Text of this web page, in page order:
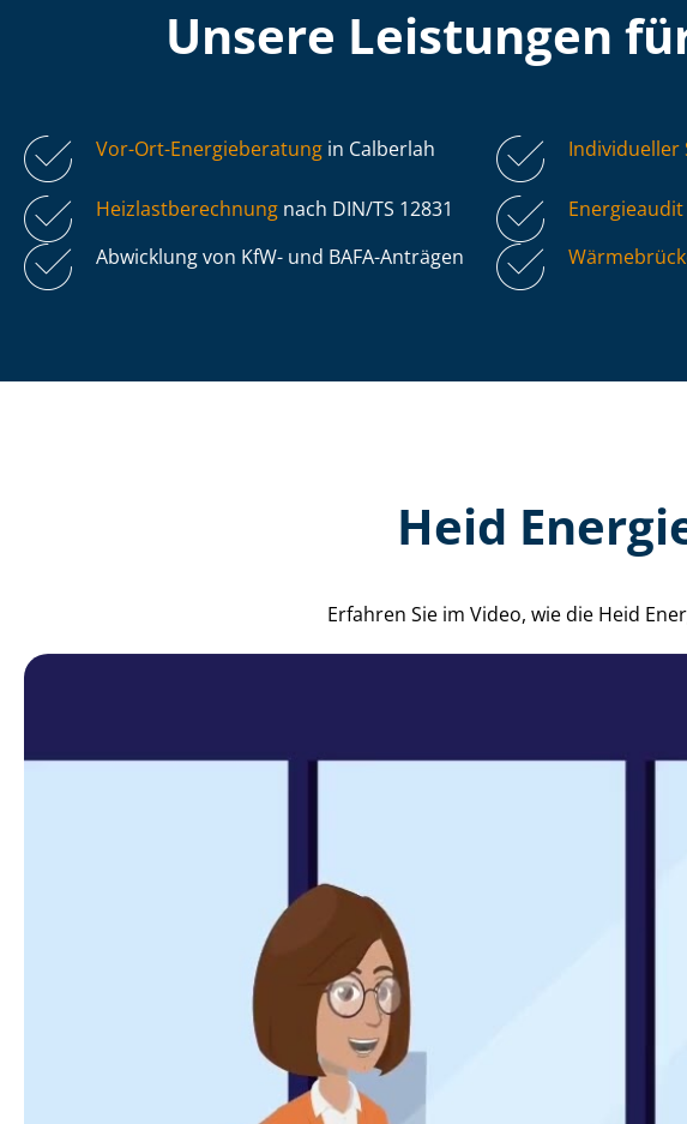
Unsere Leistungen
Vor-Ort-Energieberatung in Calberlah Individueller
Heiz­last­be­rech­nung nach DIN/TS 12831 Energieaudit
Abwicklung von KfW- und BAFA-Anträgen
Heid
Erfahren Sie im Video, wie die Heid